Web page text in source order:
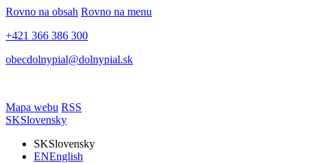
Rovno na obsah Rovno na menu
+421 366 386 300
obecdolnypial@dolnypial.sk
Mapa webu RSS
SKSlovensky
SKSlovensky
ENEnglish